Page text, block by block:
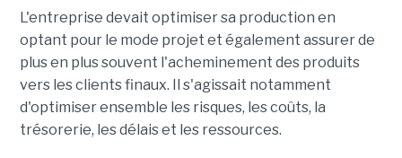
L'entreprise devait optimiser sa production en
optant pour le mode projet et également assurer de
plus en plus souvent l'acheminement des produits
vers les clients finaux. Il s'agissait notamment
d'optimiser ensemble les risques, les coûts, la
trésorerie, les délais et les ressources.